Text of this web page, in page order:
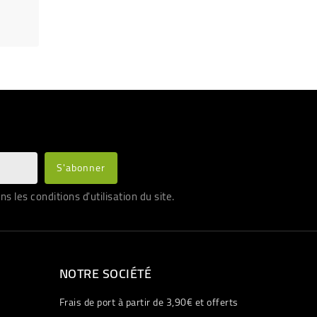
les conditions d'utilisation du site.
NOTRE SOCIÉTÉ
Frais de port à partir de 3,90€ et offerts